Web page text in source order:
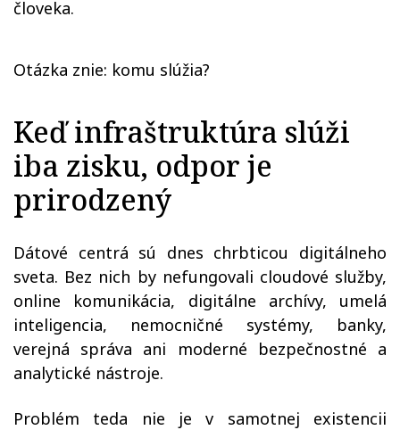
človeka.
Otázka znie: komu slúžia?
Keď infraštruktúra slúži
iba zisku, odpor je
prirodzený
Dátové centrá sú dnes chrbticou digitálneho
sveta. Bez nich by nefungovali cloudové služby,
online komunikácia, digitálne archívy, umelá
inteligencia, nemocničné systémy, banky,
verejná správa ani moderné bezpečnostné a
analytické nástroje.
Problém teda nie je v samotnej existencii